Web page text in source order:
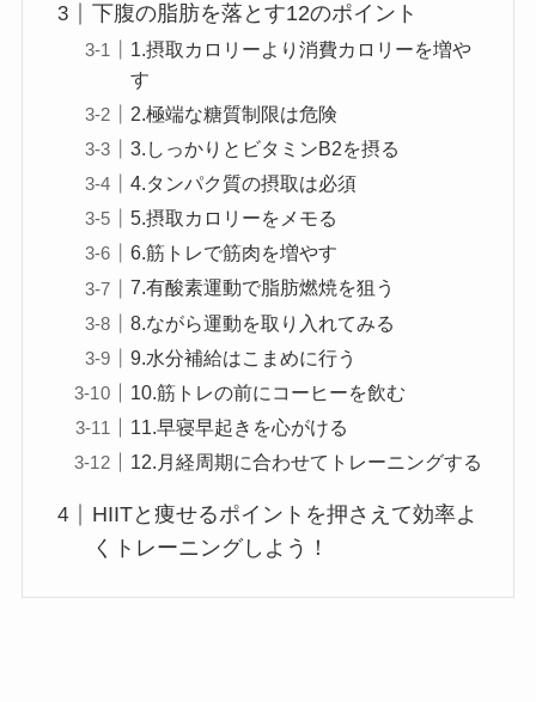
下腹の脂肪を落とす12のポイント
1.摂取カロリーより消費カロリーを増や
す
2.極端な糖質制限は危険
3.しっかりとビタミンB2を摂る
4.タンパク質の摂取は必須
5.摂取カロリーをメモる
6.筋トレで筋肉を増やす
7.有酸素運動で脂肪燃焼を狙う
8.ながら運動を取り入れてみる
9.水分補給はこまめに行う
10.筋トレの前にコーヒーを飲む
11.早寝早起きを心がける
12.月経周期に合わせてトレーニングする
HIITと痩せるポイントを押さえて効率よ
くトレーニングしよう！